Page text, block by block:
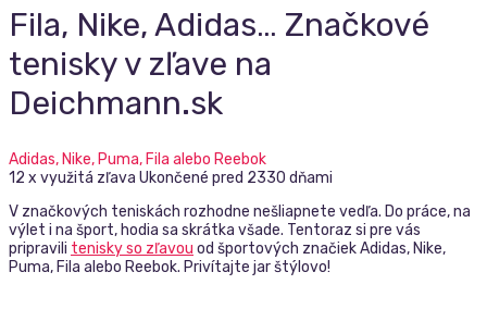
Fila, Nike, Adidas… Značkové
tenisky v zľave na
Deichmann.sk
Adidas, Nike, Puma, Fila alebo Reebok
12 x využitá zľava Ukončené pred 2330 dňami
V značkových teniskách rozhodne nešliapnete vedľa. Do práce, na
výlet i na šport, hodia sa skrátka všade. Tentoraz si pre vás
pripravili tenisky so zľavou od športových značiek Adidas, Nike,
Puma, Fila alebo Reebok. Privítajte jar štýlovo!